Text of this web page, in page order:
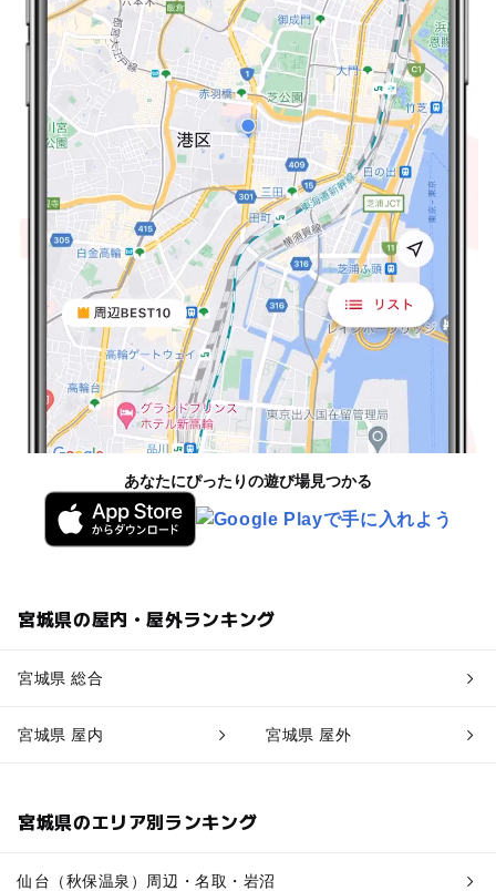
あなたにぴったりの遊び場見つかる
宮城県の屋内・屋外ランキング
宮城県 総合
宮城県 屋内 宮城県 屋外
宮城県のエリア別ランキング
仙台（秋保温泉）周辺・名取・岩沼